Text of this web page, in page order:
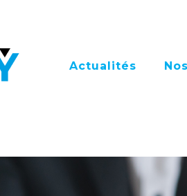
Actualités